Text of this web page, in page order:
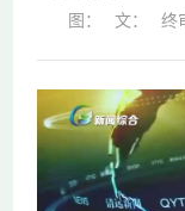
图：
文： 终